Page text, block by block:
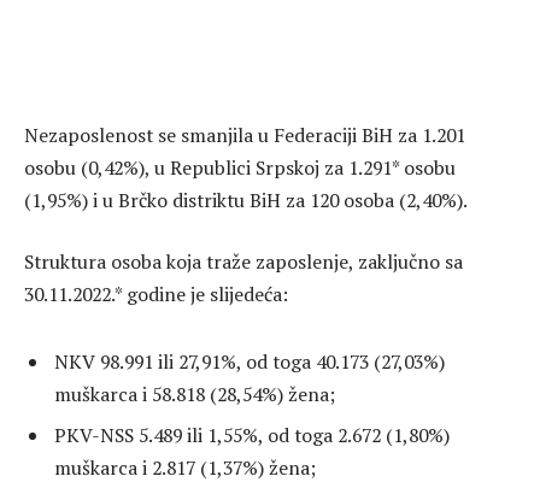
Nezaposlenost se smanjila u Federaciji BiH za 1.201
osobu (0,42%), u Republici Srpskoj za 1.291* osobu
(1,95%) i u Brčko distriktu BiH za 120 osoba (2,40%).
Struktura osoba koja traže zaposlenje, zaključno sa
30.11.2022.* godine je slijedeća:
NKV 98.991 ili 27,91%, od toga 40.173 (27,03%)
muškarca i 58.818 (28,54%) žena;
PKV-NSS 5.489 ili 1,55%, od toga 2.672 (1,80%)
muškarca i 2.817 (1,37%) žena;